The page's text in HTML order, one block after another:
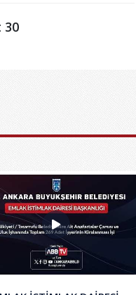
30